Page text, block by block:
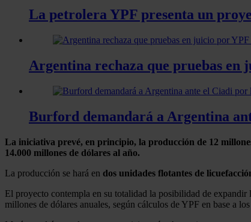
La petrolera YPF presenta un
Argentina rechaza que pruebas en
Burford demandará a Argentina
La iniciativa prevé, en principio, la producción de 12
14.000 millones de dólares al año.
La producción se hará en dos unidades flotantes de
El proyecto contempla en su totalidad la posibilidad de
millones de dólares anuales, según cálculos de YPF en base a